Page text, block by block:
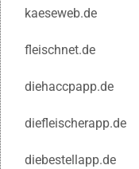
kaeseweb.de
fleischnet.de
diehaccpapp.de
diefleischerapp.de
diebestellapp.de